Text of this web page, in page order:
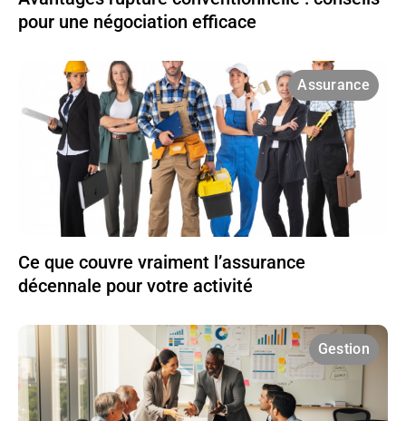
pour une négociation efficace
Assurance
Ce que couvre vraiment l’assurance
décennale pour votre activité
Gestion